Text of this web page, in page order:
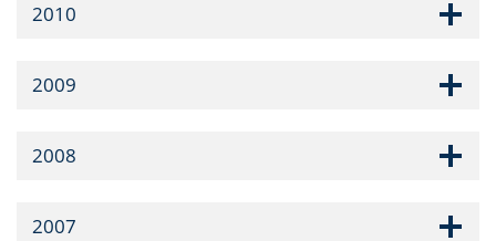
2010
2009
2008
2007